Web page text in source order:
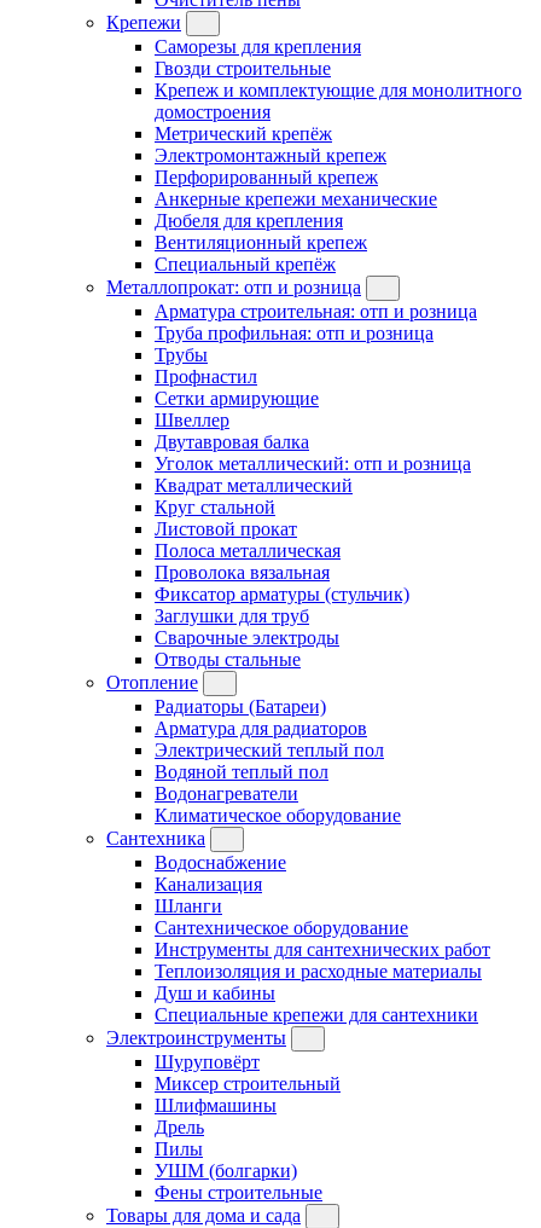
Крепежи
Саморезы для крепления
Гвозди строительные
Крепеж и комплектующие для монолитного
домостроения
Метрический крепёж
Электромонтажный крепеж
Перфорированный крепеж
Анкерные крепежи механические
Дюбеля для крепления
Вентиляционный крепеж
Специальный крепёж
Металлопрокат: отп и розница
Арматура строительная: отп и розница
Труба профильная: отп и розница
Трубы
Профнастил
Сетки армирующие
Швеллер
Двутавровая балка
Уголок металлический: отп и розница
Квадрат металлический
Круг стальной
Листовой прокат
Полоса металлическая
Проволока вязальная
Фиксатор арматуры (стульчик)
Заглушки для труб
Сварочные электроды
Отводы стальные
Отопление
Радиаторы (Батареи)
Арматура для радиаторов
Электрический теплый пол
Водяной теплый пол
Водонагреватели
Климатическое оборудование
Сантехника
Водоснабжение
Канализация
Шланги
Сантехническое оборудование
Инструменты для сантехнических работ
Теплоизоляция и расходные материалы
Душ и кабины
Специальные крепежи для сантехники
Электроинструменты
Шуруповёрт
Миксер строительный
Шлифмашины
Дрель
Пилы
УШМ (болгарки)
Фены строительные
Товары для дома и сада